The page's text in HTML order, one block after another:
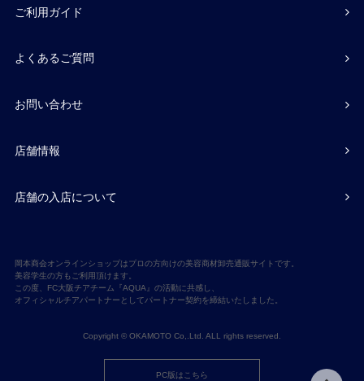
ご利用ガイド
よくあるご質問
お問い合わせ
店舗情報
店舗の入店について
岡本商会オンラインショップはプロの方向けの美容商材卸売通販サイトです。
美容学生の方もご利用頂けます。
この度、FC大阪チアチーム『AQUA』の活動に共感し、
オフィシャルチアパートナーとしてパートナー契約を締結いたしました。
Copyright © OKAMOTO Co,.Ltd. ALL rights reserved.
PC版はこちら